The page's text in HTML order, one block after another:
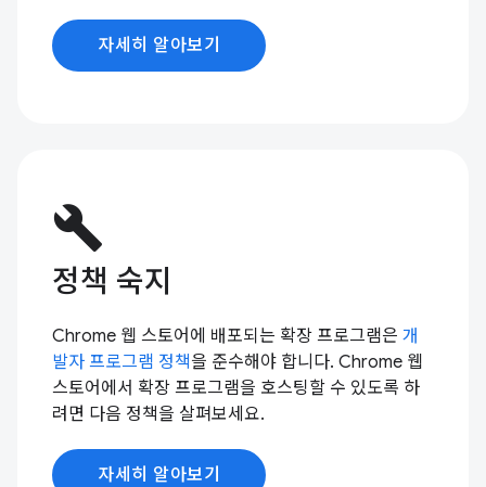
자세히 알아보기
build
정책 숙지
Chrome 웹 스토어에 배포되는 확장 프로그램은 개
발자 프로그램 정책 을 준수해야 합니다. Chrome 웹
스토어에서 확장 프로그램을 호스팅할 수 있도록 하
려면 다음 정책을 살펴보세요.
자세히 알아보기